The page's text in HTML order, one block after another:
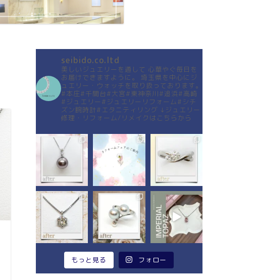
seibido.co.ltd
美しいジュエリーを通して 心華やぐ毎日を
お届けできますように。
埼玉県を中心にジ
ュエリー・ウォッチを取り扱っております。
#本庄#千間台#大宮#東神奈川#追浜#高崎
#ジュエリー#ジュエリーリフォーム#シチ
ズン腕時計#エタニティリング ↓ジュエリー
修理・リフォーム/リメイクはこちらから
もっと見る フォロー